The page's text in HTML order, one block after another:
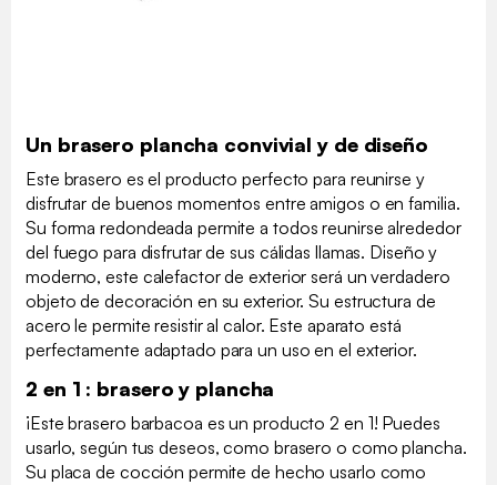
Un brasero plancha convivial y de diseño
Este brasero es el producto perfecto para reunirse y
disfrutar de buenos momentos entre amigos o en familia.
Su forma redondeada permite a todos reunirse alrededor
del fuego para disfrutar de sus cálidas llamas. Diseño y
moderno, este calefactor de exterior será un verdadero
objeto de decoración en su exterior. Su estructura de
acero le permite resistir al calor. Este aparato está
perfectamente adaptado para un uso en el exterior.
2 en 1 : brasero y plancha
¡Este brasero barbacoa es un producto 2 en 1! Puedes
usarlo, según tus deseos, como brasero o como plancha.
Su placa de cocción permite de hecho usarlo como